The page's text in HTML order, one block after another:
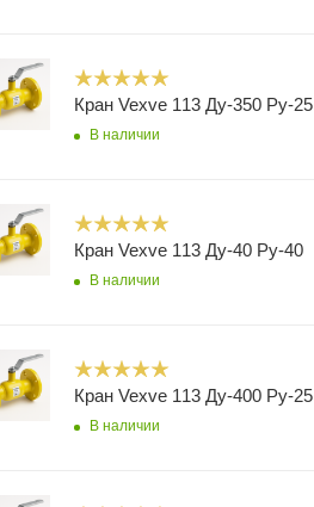
Кран Vexve 113 Ду-350 Ру-25
В наличии
Кран Vexve 113 Ду-40 Ру-40
В наличии
Кран Vexve 113 Ду-400 Ру-25
В наличии